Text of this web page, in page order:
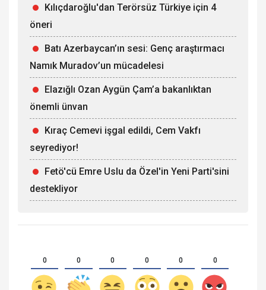
Kılıçdaroğlu'dan Terörsüz Türkiye için 4
öneri
Batı Azerbaycan’ın sesi: Genç araştırmacı
Namık Muradov’un mücadelesi
Elazığlı Ozan Aygün Çam’a bakanlıktan
önemli ünvan
Kıraç Cemevi işgal edildi, Cem Vakfı
seyrediyor!
Fetö'cü Emre Uslu da Özel'in Yeni Parti'sini
destekliyor
0 0 0 0 0 0